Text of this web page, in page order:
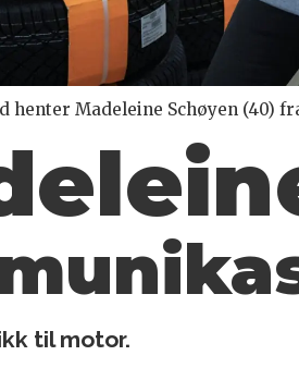
henter Madeleine Schøyen (40)
til motor.